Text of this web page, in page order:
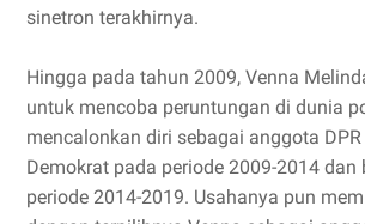
sinetron terakhirnya.
Hingga pada tahun 2009, Venna
untuk mencoba peruntungan di dunia
mencalonkan diri sebagai anggota
Demokrat pada periode 2009-2014 dan
periode 2014-2019. Usahanya pun